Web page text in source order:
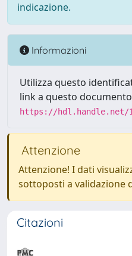
indicazione.
Informazioni
Utilizza questo
link a questo
https://hdl.handle.net/
Attenzione
Attenzione! I dati
sottoposti a validazione
Citazioni